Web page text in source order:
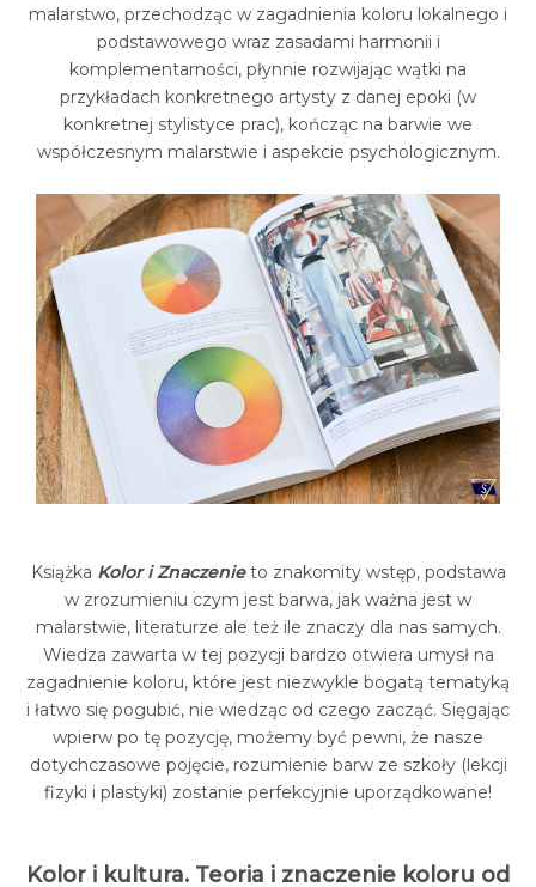
malarstwo, przechodząc w zagadnienia koloru lokalnego i
podstawowego wraz zasadami harmonii i
komplementarności, płynnie rozwijając wątki na
przykładach konkretnego artysty z danej epoki (w
konkretnej stylistyce prac), kończąc na barwie we
współczesnym malarstwie i aspekcie psychologicznym.
Książka Kolor i Znaczenieto znakomity wstęp, podstawa
w zrozumieniu czym jest barwa, jak ważna jest w
malarstwie, literaturze ale też ile znaczy dla nas samych.
Wiedza zawarta w tej pozycji bardzo otwiera umysł na
zagadnienie koloru, które jest niezwykle bogatą tematyką
i łatwo się pogubić, nie wiedząc od czego zacząć. Sięgając
wpierw po tę pozycję, możemy być pewni, że nasze
dotychczasowe pojęcie, rozumienie barw ze szkoły (lekcji
fizyki i plastyki) zostanie perfekcyjnie uporządkowane!
Kolor i kultura. Teoria i znaczenie koloru od